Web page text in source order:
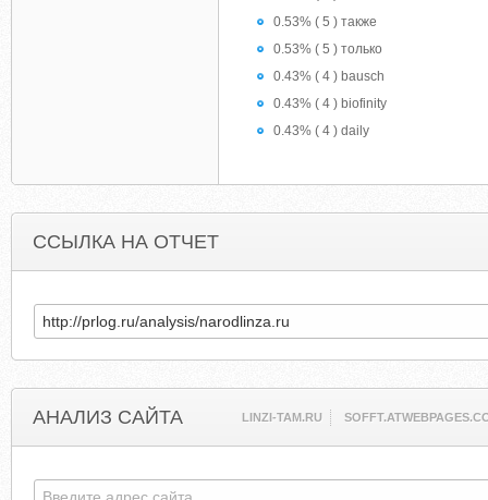
0.53% ( 5 ) также
0.53% ( 5 ) только
0.43% ( 4 ) bausch
0.43% ( 4 ) biofinity
0.43% ( 4 ) daily
ССЫЛКА НА ОТЧЕТ
АНАЛИЗ САЙТА LINZI-TAM.RU